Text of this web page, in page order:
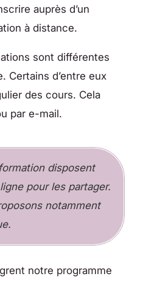
auprès d’un
à distance.
sont différentes
Certains d’entre eux
des cours. Cela
par e-mail.
disposent
pour les partager.
notamment
notre programme